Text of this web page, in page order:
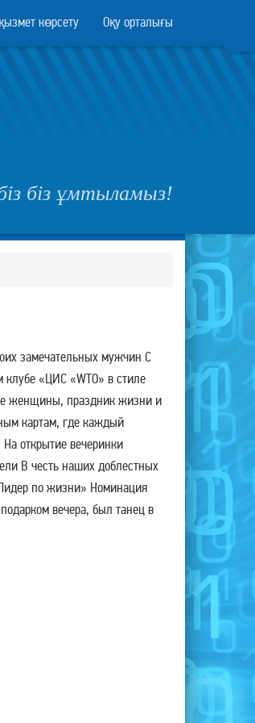
көрсету Оқу орталығы
біз ұмтыламыз!
замечательных мужчин С
клубе «ЦИС «WТО» в стиле
женщины, праздник жизни и
картам, где каждый
открытие вечеринки
В честь наших доблестных
по жизни» Номинация
вечера, был танец в